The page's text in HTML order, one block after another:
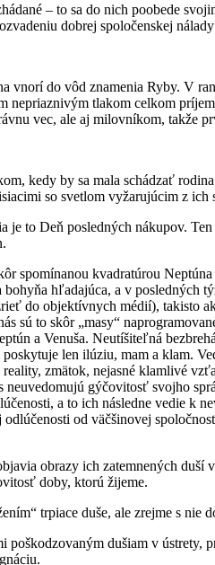
– to sa do nich poobede
dobrej spoločenskej
vnorí do vôd znamenia Ryby. V
nepriaznivým tlakom celkom
vec, ale aj milovníkom, takže
kedy by sa mala schádzať
so svetlom vyžarujúcim z ich
je to Deň posledných nákupov.
spomínanou kvadratúrou
bohyňa hľadajúca, a v posledných
do objektívnych médií), takisto
sú to skôr „masy“
a Venuša. Neutíšiteľná
len ilúziu, mam a klam.
zmätok, nejasné klamlivé
neuvedomujú gýčovitosť svojho
a to ich následne vedie k
odlúčenosti od väčšinovej
obrazy ich zatemnených
doby, ktorú žijeme.
trpiace duše, ale zrejme s nie
poškodzovaným dušiam v